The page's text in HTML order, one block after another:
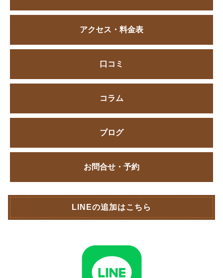
アクセス・料金表
口コミ
コラム
ブログ
お問合せ・予約
LINEの追加はこちら